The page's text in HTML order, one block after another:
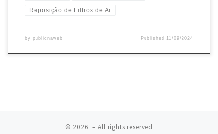
Reposição de Filtros de Ar
by publicnaweb Published 11/09/2024
© 2026 – All rights reserved